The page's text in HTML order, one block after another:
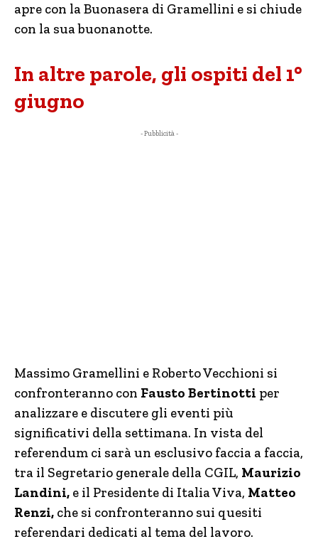
apre con la Buonasera di Gramellini e si chiude
con la sua buonanotte.
In altre parole, gli ospiti del 1°
giugno
- Pubblicità -
Massimo Gramellini e Roberto Vecchioni si
confronteranno con Fausto Bertinotti per
analizzare e discutere gli eventi più
significativi della settimana. In vista del
referendum ci sarà un esclusivo faccia a faccia,
tra il Segretario generale della CGIL, Maurizio
Landini, e il Presidente di Italia Viva, Matteo
Renzi, che si confronteranno sui quesiti
referendari dedicati al tema del lavoro.